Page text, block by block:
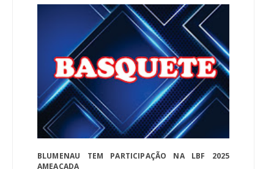
BLUMENAU TEM PARTICIPAÇÃO NA LBF 2025
AMEAÇADA